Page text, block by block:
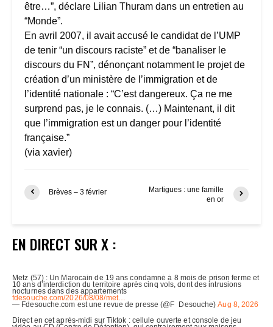
être…”, déclare Lilian Thuram dans un entretien au
“Monde”.
En avril 2007, il avait accusé le candidat de l’UMP
de tenir “un discours raciste” et de “banaliser le
discours du FN”, dénonçant notamment le projet de
création d’un ministère de l’immigration et de
l’identité nationale : “C’est dangereux. Ça ne me
surprend pas, je le connais. (…) Maintenant, il dit
que l’immigration est un danger pour l’identité
française.”
(via xavier)
Brèves – 3 février
Martigues : une famille
en or
EN DIRECT SUR X :